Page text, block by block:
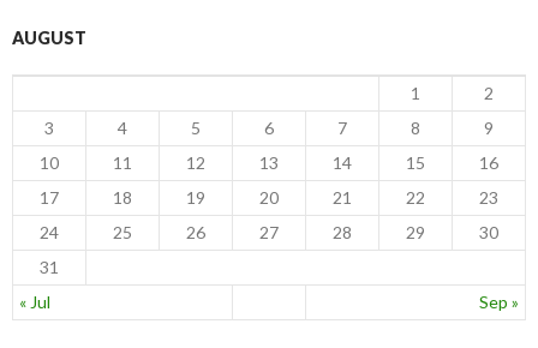
AUGUST
« Jul Sep »
1
2
3
4 5 6 7 8
9
10
11 12 13 14 15
16
17
18 19 20 21 22
23
24
25 26 27 28 29
30
31